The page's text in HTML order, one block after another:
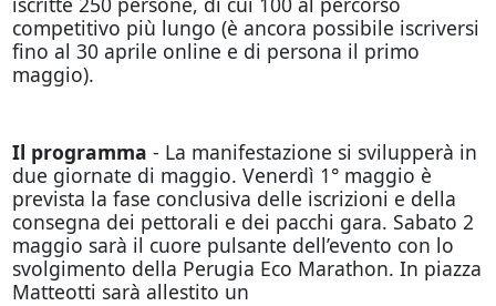
competitivo più lungo (è ancora possibile iscriversi
fino al 30 aprile online e di persona il primo
maggio).
Il programma - La manifestazione si svilupperà in
due giornate di maggio. Venerdì 1° maggio è
prevista la fase conclusiva delle iscrizioni e della
consegna dei pettorali e dei pacchi gara. Sabato 2
maggio sarà il cuore pulsante dell’evento con lo
svolgimento della Perugia Eco Marathon. In piazza
Matteotti sarà allestito un